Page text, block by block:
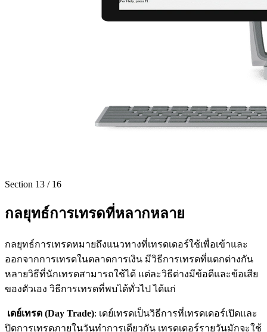
Section 13 / 16
กลยุทธ์การเทรดที่หลากหลาย
กลยุทธ์การเทรดหมายถึงแนวทางที่เทรดเดอร์ใช้เพื่อเข้าและ
ออกจากการเทรดในตลาดการเงิน มีวิธีการเทรดที่แตกต่างกัน
หลายวิธีที่นักเทรดสามารถใช้ได้ แต่ละวิธีต่างมีข้อดีและข้อเสีย
ของตัวเอง วิธีการเทรดที่พบได้ทั่วไป ได้แก่
เดย์เทรด (Day Trade): เดย์เทรดเป็นวิธีการที่เทรดเดอร์เปิดและ
ปิดการเทรดภายในวันทำการเดียวกัน เทรดเดอร์รายวันมักจะใช้